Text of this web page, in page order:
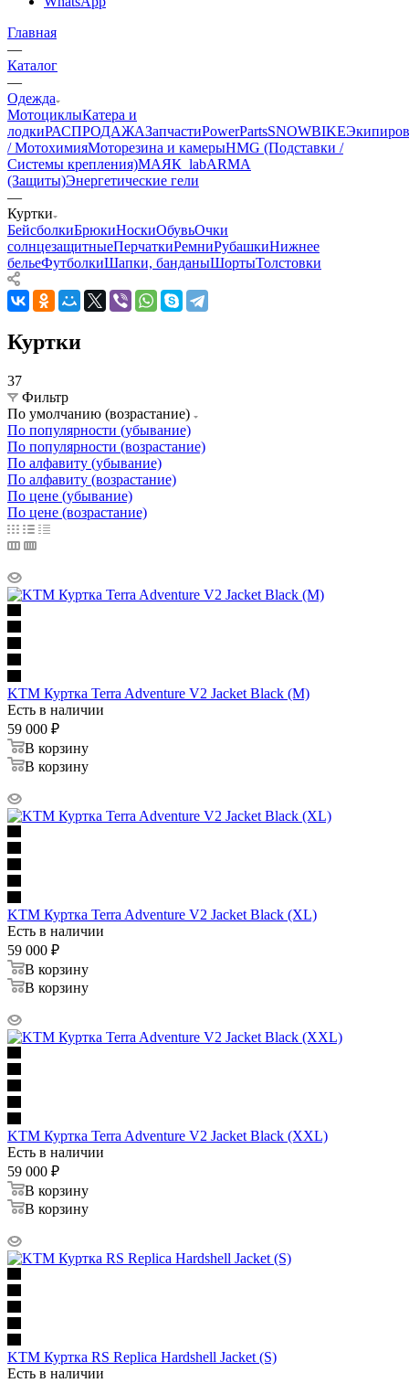
Главная
—
Каталог
—
Одежда
МотоциклыКатера и
лодкиРАСПРОДАЖАЗапчастиPowerPartsSNOWBIKE
/ МотохимияМоторезина и камерыHMG (Подставки /
Системы крепления)МАЯК_labARMA
(Защиты)Энергетические гели
—
Куртки
БейсболкиБрюкиНоскиОбувьОчки
солнцезащитныеПерчаткиРемниРубашкиНижнее
бельеФутболкиШапки, банданыШортыТолстовки
Куртки
37
Фильтр
По умолчанию (возрастание)
По популярности (убывание)
По популярности (возрастание)
По алфавиту (убывание)
По алфавиту (возрастание)
По цене (убывание)
По цене (возрастание)
KTM Куртка Terra Adventure V2 Jacket Black (M)
Есть в наличии
59 000 ₽
В корзину
В корзину
KTM Куртка Terra Adventure V2 Jacket Black (XL)
Есть в наличии
59 000 ₽
В корзину
В корзину
KTM Куртка Terra Adventure V2 Jacket Black (XXL)
Есть в наличии
59 000 ₽
В корзину
В корзину
KTM Куртка RS Replica Hardshell Jacket (S)
Есть в наличии